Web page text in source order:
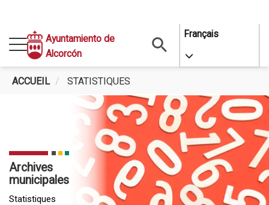
au
contenu
principal
Ayuntamiento de
Alcorcón
Français
Toggle
ACCUEIL STATISTIQUES
STATISTIQUES
Archives
municipales
Statistiques